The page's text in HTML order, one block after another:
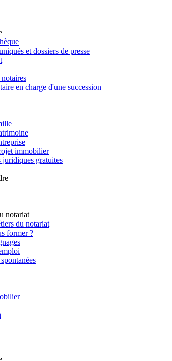
et dossiers de presse
en charge d'une succession
immobilier
juridiques gratuites
notariat
du notariat
former ?